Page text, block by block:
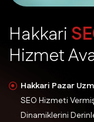
Hakkari SE
HizmetAv
Hakkari Pazar
SEO Hizmeti
Dinamiklerini